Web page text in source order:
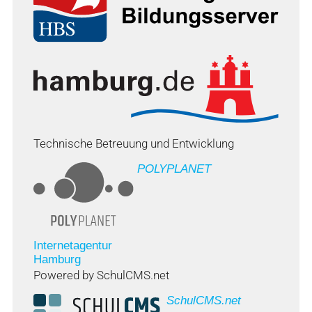
Technische Betreuung und Entwicklung
POLYPLANET
Internetagentur
Hamburg
Powered by SchulCMS.net
SchulCMS.net